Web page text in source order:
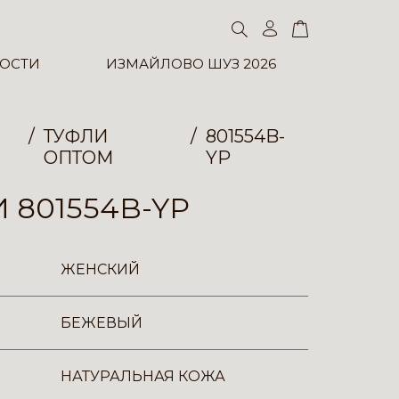
ИЗМАЙЛОВО ШУЗ 2026
ТУФЛИ
ОПТОМ
801554B-
YP
YP
ЖЕНСКИЙ
БЕЖЕВЫЙ
НАТУРАЛЬНАЯ КОЖА